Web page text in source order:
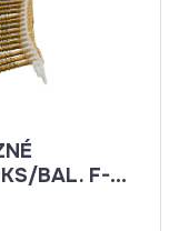
BAL. F-